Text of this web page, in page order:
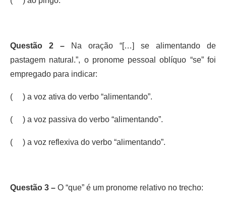
Questão 2 –
Na oração “[…] se alimentando de
pastagem natural.”, o pronome pessoal oblíquo “se” foi
empregado para indicar:
( ) a voz ativa do verbo “alimentando”.
( ) a voz passiva do verbo “alimentando”.
( ) a voz reflexiva do verbo “alimentando”.
Questão 3 – O “que” é um pronome relativo no trecho: